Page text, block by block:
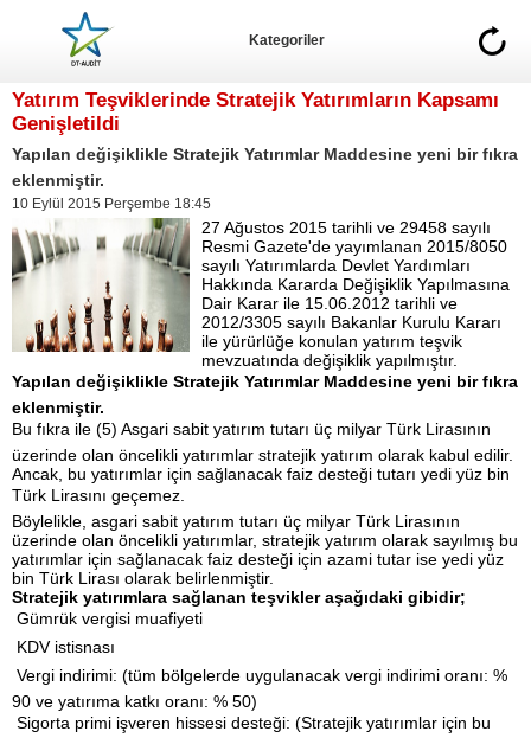
Kategoriler
Yatırım Teşviklerinde Stratejik Yatırımların Kapsamı
Genişletildi
Yapılan değişiklikle Stratejik Yatırımlar Maddesine yeni bir fıkra
eklenmiştir.
10 Eylül 2015 Perşembe 18:45
27 Ağustos 2015 tarihli ve 29458 sayılı
Resmi Gazete'de yayımlanan 2015/8050
sayılı Yatırımlarda Devlet Yardımları
Hakkında Kararda Değişiklik Yapılmasına
Dair Karar ile 15.06.2012 tarihli ve
2012/3305 sayılı Bakanlar Kurulu Kararı
ile yürürlüğe konulan yatırım teşvik
mevzuatında değişiklik yapılmıştır.
Yapılan değişiklikle Stratejik Yatırımlar Maddesine yeni bir fıkra
eklenmiştir.
Bu fıkra ile (5) Asgari sabit yatırım tutarı üç milyar Türk Lirasının
üzerinde olan öncelikli yatırımlar stratejik yatırım olarak kabul edilir.
Ancak, bu yatırımlar için sağlanacak faiz desteği tutarı yedi yüz bin
Türk Lirasını geçemez.
Böylelikle, asgari sabit yatırım tutarı üç milyar Türk Lirasının
üzerinde olan öncelikli yatırımlar, stratejik yatırım olarak sayılmış bu
yatırımlar için sağlanacak faiz desteği için azami tutar ise yedi yüz
bin Türk Lirası olarak belirlenmiştir.
Stratejik yatırımlara sağlanan teşvikler aşağıdaki gibidir;
 Gümrük vergisi muafiyeti
 KDV istisnası
 Vergi indirimi: (tüm bölgelerde uygulanacak vergi indirimi oranı: %
90 ve yatırıma katkı oranı: % 50)
 Sigorta primi işveren hissesi desteği: (Stratejik yatırımlar için bu